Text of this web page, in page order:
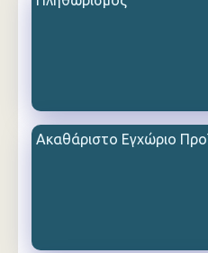
Ακαθάριστο Εγχώριο